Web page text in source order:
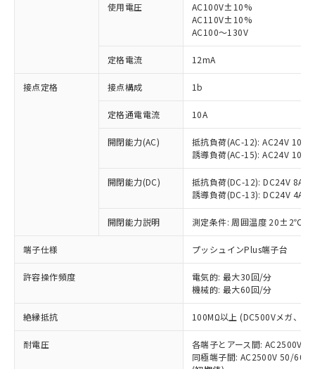
使用電圧
AC100V±10%
AC110V±10%
AC100～130V
定格電流 12mA
接点定格 接点構成 1b
定格通電電流 10A
開閉能力(AC)
抵抗負荷(AC-12): AC24V 10A/
誘導負荷(AC-15): AC24V
開閉能力(DC)
抵抗負荷(DC-12): DC24V 8A/
誘導負荷(DC-13): DC24V 4A/
開閉能力説明 測定条件: 周囲温度 20±2℃、
端子仕様 プッシュインPlus端子台
許容操作頻度
電気的: 最大30回/分
機械的: 最大60回/分
絶縁抵抗 100MΩ以上 (DC500Vメガ、点
耐電圧
各端子とアース間: AC2500V
同極端子間: AC2500V 50/
ご利用条件
以下の条件をお読みいただき、同意のうえ
本サービスは、当社制御機器事業取扱
商品の当社在庫状況および標準価格
(税抜)を提供させていただくもので
当社制御機器事業取扱商品の中には、
ことをご了承ください。
在庫状況および標準価格照会結果は、
記載している更新日時点での社内デー
タに基づき作成されるものであり、閲
覧された時点での実際の在庫および標
準価格とは異なる場合があることをご
対応済み：EU RoHS指令（10物質）の
非含有に対応した製品が提供可能な商品で
す。
対応予定：EU RoHS指令（10物質）の非含
有に対応した製品に切り替える予定のある
対応予定なし：EU RoHS指令（10物質）の
非含有に非対応の商品で、対応品を出す予
調査・確認中：EU RoHS指令（10物質）の
非含有の対応状況を調査中または確認中の
非該当品：ライセンス料など無形物で、有
害物質有無と関係のない商品です。
仕入先様の事情により、非含有部品として
いたものが、含有品と判明した場合などや
むを得ず変更することがあります。
*EU RoHS指令（10物質）：
鉛(Pb) 1000ppm以下、 水銀(Hg) 1000ppm以下、 カド
六価クロム(Cr(Ⅵ)) 1000ppm以下、ポリ臭化ビフェニル
類(PBB) 1000ppm以下、ポリ臭化ジフェニルエーテル類
「○」：最大均質材料含有率が中国RoHSの
基準値以下であることを示します。
「×」：最大均質材料含有率が中国RoHSの
基準値を超えていることを示します。
「－」：未確認です。当社販売部門へお問
*中国RoHS10物質の基準値 (GB/T26572)：
Pb(鉛) :1000ppm、 Hg(水銀) : 1000ppm、 Cd(カドミウ
Cr(Ⅵ)(六価クロム) : 1000ppm、 PBBs(ポリ臭化ビフェ
当社は、これら貴社製品のうち、外国
為替および外国貿易法に定める商品
または国外への提供する場合は、日本
国政府の輸出許可(または役務取引許
可)を取得するなどの必要な手続きを